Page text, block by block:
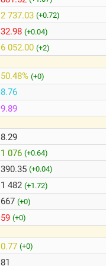
2 737.03 (+0.72)
32.98 (+0.04)
6 052.00 (+2)
50.48% (+0)
8.76
9.89
8.29
1 076 (+0.64)
390.35 (+0.04)
1 482 (+1.72)
667 (+0)
59 (+0)
0.77 (+0)
81